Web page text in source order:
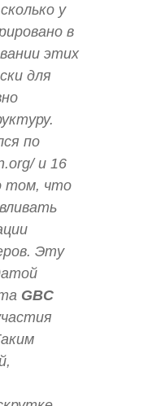
у
в
этих
для
по
и 16
том, что
Эту
GBC